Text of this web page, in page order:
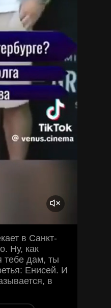
в Санкт-
Ну, как
тебе дам, ты
Енисей. И
в